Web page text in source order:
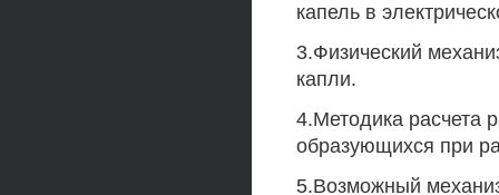
капель в
3.Физический
капли.
4.Методика расчета
образующихся при
5.Возможный